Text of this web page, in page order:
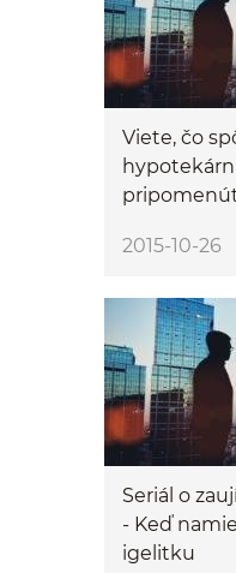
Viete, čo
2015-10-26
Seriál o
- Keď
igelitku